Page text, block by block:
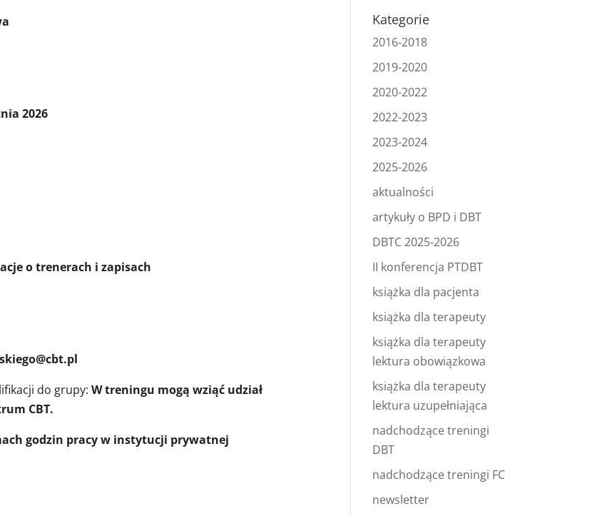
2026
i zapisach
do grupy:W treningu mogą wziąć udział
CBT.
godzin pracy w instytucji prywatnej
Kategorie
2016-2018
2019-2020
2020-2022
2022-2023
2023-2024
2025-2026
aktualności
artykuły o BPD i DBT
DBTC 2025-2026
II konferencja PTDBT
książka dla pacjenta
książka dla terapeuty
książka dla terapeuty
lektura obowiązkowa
książka dla terapeuty
lektura uzupełniająca
nadchodzące treningi
DBT
nadchodzące treningi FC
newsletter